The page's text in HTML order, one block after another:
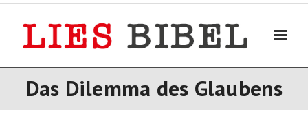
Skip
Das Dilemma des Glaubens